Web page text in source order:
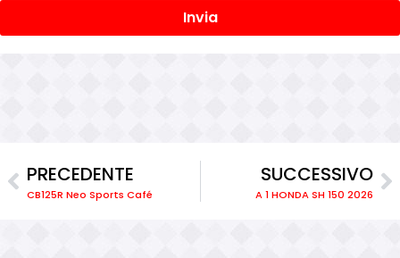
Invia
PRECEDENTE
CB125R Neo Sports Café
SUCCESSIVO
A 1 HONDA SH 150 2026